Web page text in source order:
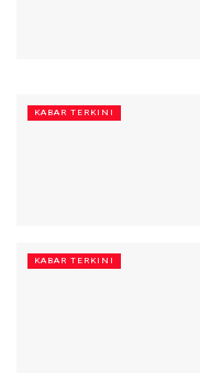
KABAR TERKINI
KABAR TERKINI